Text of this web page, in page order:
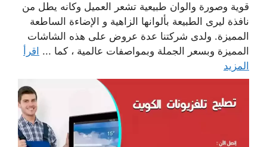
قوية وصورة والوان طبيعية تشعر العميل وكانه يطل من
نافذة ليرى الطبيعة بألوانها الزاهية و الإضاءة الساطعة
المميزة. ولدى شركتنا عدة عروض على هذه الشاشات
المميزة وبسعر الجملة وبمواصفات عالمية ، كما ... اقرأ
المزيد